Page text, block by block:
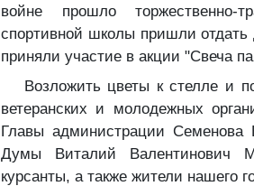
войне прошло торжественно-
спортивной школы пришли
приняли участие в акции "Свеча
️Возложить цветы к стелле и
ветеранских и молодежных
Главы администрации Семенова
Думы Виталий Валентинович
курсанты, а также жители нашего